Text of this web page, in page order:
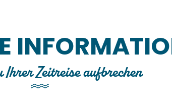
Ihrer Zeitreise aufbrechen